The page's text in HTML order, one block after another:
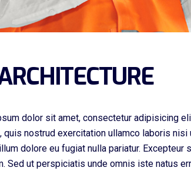
dolor sit amet, consectetur adipisicing
quis nostrud exercitation ullamco laboris
dolore eu fugiat nulla pariatur.
Sed ut perspiciatis unde omnis iste natus